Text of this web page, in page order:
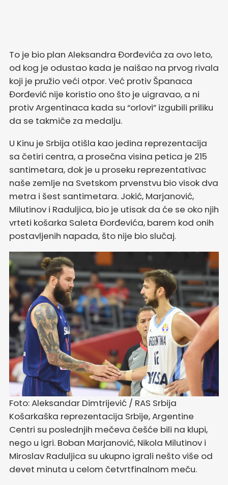
To je bio plan Aleksandra Đorđevića za ovo leto,
od kog je odustao kada je naišao na prvog rivala
koji je pružio veći otpor. Već protiv Španaca
Đorđević nije koristio ono što je uigravao, a ni
protiv Argentinaca kada su “orlovi” izgubili priliku
da se takmiče za medalju.
U Kinu je Srbija otišla kao jedina reprezentacija
sa četiri centra, a prosečna visina petica je 215
santimetara, dok je u proseku reprezentativac
naše zemlje na Svetskom prvenstvu bio visok dva
metra i šest santimetara. Jokić, Marjanović,
Milutinov i Raduljica, bio je utisak da će se oko njih
vrteti košarka Saleta Đorđevića, barem kod onih
postavljenih napada, što nije bio slučaj.
Foto: Aleksandar Dimtrijević / RAS Srbija
Košarkaška reprezentacija Srbije, Argentine
Centri su poslednjih mečeva češće bili na klupi,
nego u igri. Boban Marjanović, Nikola Milutinov i
Miroslav Raduljica su ukupno igrali nešto više od
devet minuta u celom četvrtfinalnom meču.